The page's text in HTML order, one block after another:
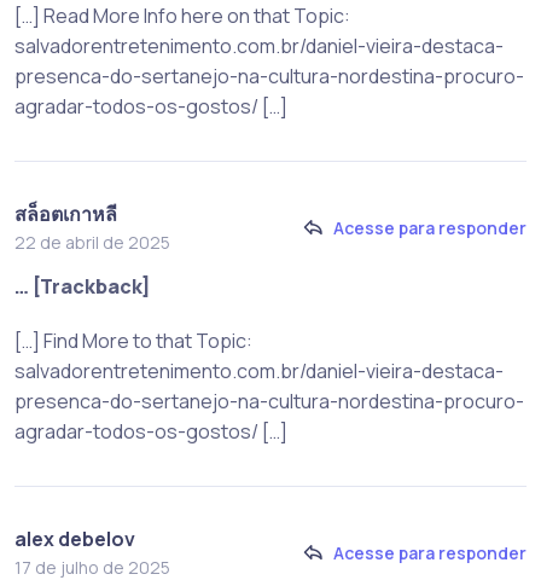
[…] Read More Info here on that Topic:
salvadorentretenimento.com.br/daniel-vieira-destaca-
presenca-do-sertanejo-na-cultura-nordestina-procuro-
agradar-todos-os-gostos/ […]
สล็อตเกาหลี
22 de abril de 2025
Acesse para responder
… [Trackback]
[…] Find More to that Topic:
salvadorentretenimento.com.br/daniel-vieira-destaca-
presenca-do-sertanejo-na-cultura-nordestina-procuro-
agradar-todos-os-gostos/ […]
alex debelov
17 de julho de 2025
Acesse para responder